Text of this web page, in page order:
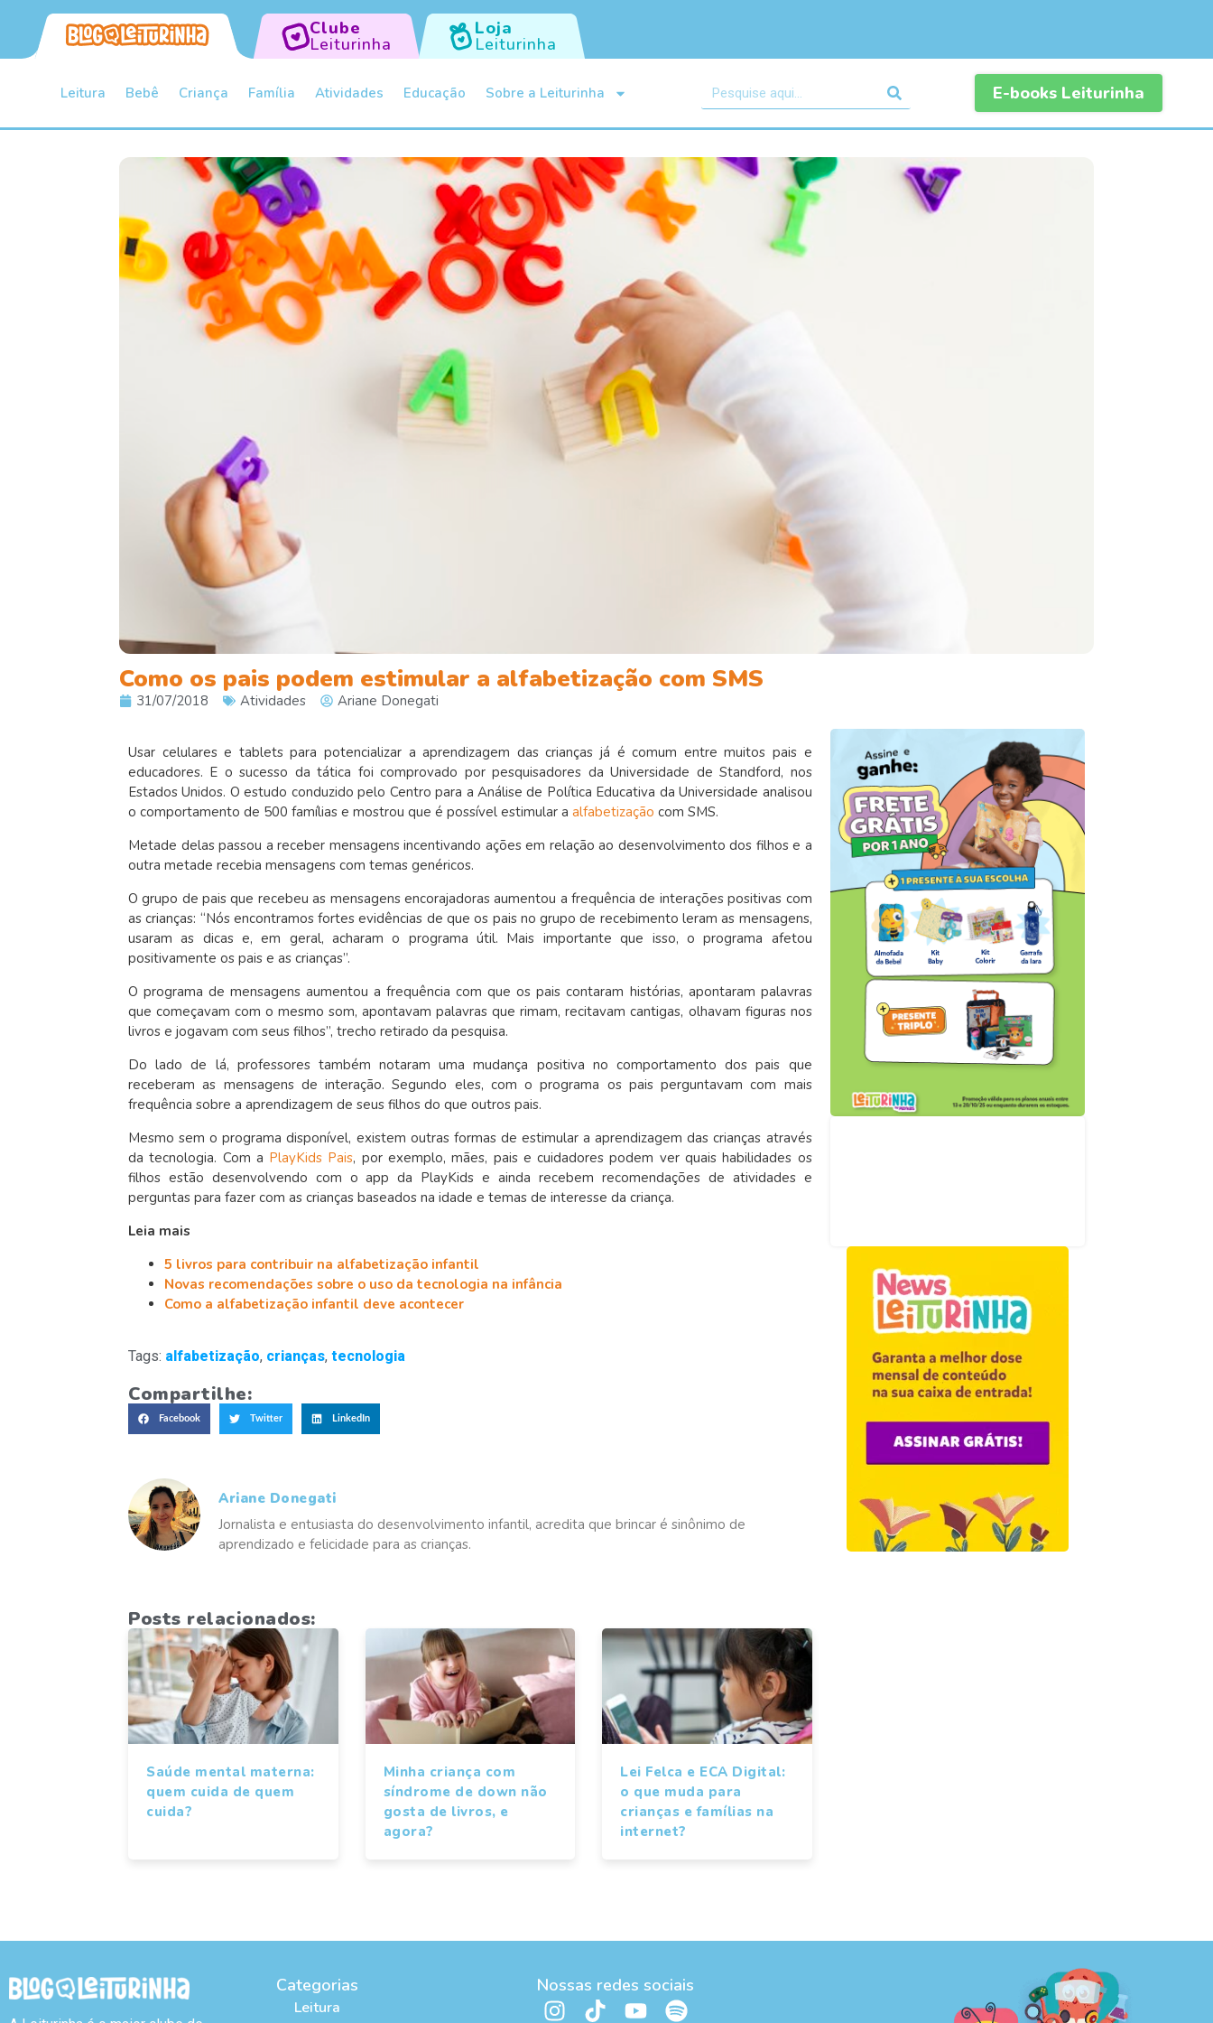
Clube
Leiturinha
Loja
Leiturinha
Leitura Bebê Criança Família Atividades Educação Sobre a Leiturinha E-books Leiturinha
Como os pais podem estimular a alfabetização com SMS
31/07/2018 Atividades Ariane Donegati
Usar celulares e tablets para potencializar a aprendizagem das crianças já é comum entre muitos pais e
educadores. E o sucesso da tática foi comprovado por pesquisadores da Universidade de Standford, nos
Estados Unidos. O estudo conduzido pelo Centro para a Análise de Política Educativa da Universidade analisou
o comportamento de 500 famílias e mostrou que é possível estimular a alfabetização com SMS.
Metade delas passou a receber mensagens incentivando ações em relação ao desenvolvimento dos filhos e a
outra metade recebia mensagens com temas genéricos.
O grupo de pais que recebeu as mensagens encorajadoras aumentou a frequência de interações positivas com
as crianças: “Nós encontramos fortes evidências de que os pais no grupo de recebimento leram as mensagens,
usaram as dicas e, em geral, acharam o programa útil. Mais importante que isso, o programa afetou
positivamente os pais e as crianças”.
O programa de mensagens aumentou a frequência com que os pais contaram histórias, apontaram palavras
que começavam com o mesmo som, apontavam palavras que rimam, recitavam cantigas, olhavam figuras nos
livros e jogavam com seus filhos”, trecho retirado da pesquisa.
Do lado de lá, professores também notaram uma mudança positiva no comportamento dos pais que
receberam as mensagens de interação. Segundo eles, com o programa os pais perguntavam com mais
frequência sobre a aprendizagem de seus filhos do que outros pais.
Mesmo sem o programa disponível, existem outras formas de estimular a aprendizagem das crianças através
da tecnologia. Com a PlayKids Pais, por exemplo, mães, pais e cuidadores podem ver quais habilidades os
filhos estão desenvolvendo com o app da PlayKids e ainda recebem recomendações de atividades e
perguntas para fazer com as crianças baseados na idade e temas de interesse da criança.
Leia mais
5 livros para contribuir na alfabetização infantil
Novas recomendações sobre o uso da tecnologia na infância
Como a alfabetização infantil deve acontecer
Tags: alfabetização, crianças, tecnologia
Compartilhe:
Facebook Twitter LinkedIn
Ariane Donegati
Jornalista e entusiasta do desenvolvimento infantil, acredita que brincar é sinônimo de
aprendizado e felicidade para as crianças.
Posts relacionados:
Saúde mental materna:
quem cuida de quem
cuida?
Minha criança com
síndrome de down não
gosta de livros, e
agora?
Lei Felca e ECA Digital:
o que muda para
crianças e famílias na
internet?
Categorias
Leitura
Nossas redes sociais